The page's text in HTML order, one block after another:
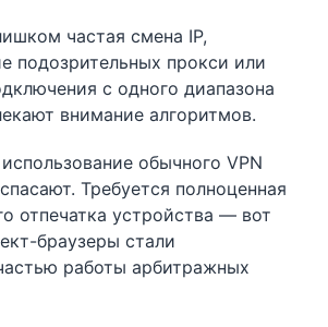
частая смена IP,
подозрительных прокси или
с одного диапазона
внимание алгоритмов.
обычного VPN
Требуется полноценная
отпечатка устройства — вот
браузеры стали
работы арбитражных